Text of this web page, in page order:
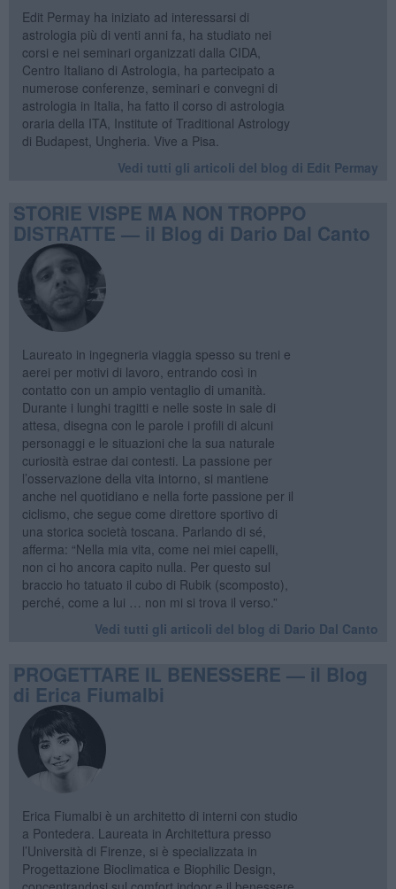
Edit Permay ha iniziato ad interessarsi di
astrologia più di venti anni fa, ha studiato nei
corsi e nei seminari organizzati dalla CIDA,
Centro Italiano di Astrologia, ha partecipato a
numerose conferenze, seminari e convegni di
astrologia in Italia, ha fatto il corso di astrologia
oraria della ITA, Institute of Traditional Astrology
di Budapest, Ungheria. Vive a Pisa.
Vedi tutti gli articoli del blog di Edit Permay
STORIE VISPE MA NON TROPPO
DISTRATTE — il Blog di Dario Dal Canto
Laureato in ingegneria viaggia spesso su treni e
aerei per motivi di lavoro, entrando così in
contatto con un ampio ventaglio di umanità.
Durante i lunghi tragitti e nelle soste in sale di
attesa, disegna con le parole i profili di alcuni
personaggi e le situazioni che la sua naturale
curiosità estrae dai contesti. La passione per
l’osservazione della vita intorno, si mantiene
anche nel quotidiano e nella forte passione per il
ciclismo, che segue come direttore sportivo di
una storica società toscana. Parlando di sé,
afferma: “Nella mia vita, come nei miei capelli,
non ci ho ancora capito nulla. Per questo sul
braccio ho tatuato il cubo di Rubik (scomposto),
perché, come a lui … non mi si trova il verso.”
Vedi tutti gli articoli del blog di Dario Dal Canto
PROGETTARE IL BENESSERE — il Blog
di Erica Fiumalbi
Erica Fiumalbi è un architetto di interni con studio
a Pontedera. Laureata in Architettura presso
l’Università di Firenze, si è specializzata in
Progettazione Bioclimatica e Biophilic Design,